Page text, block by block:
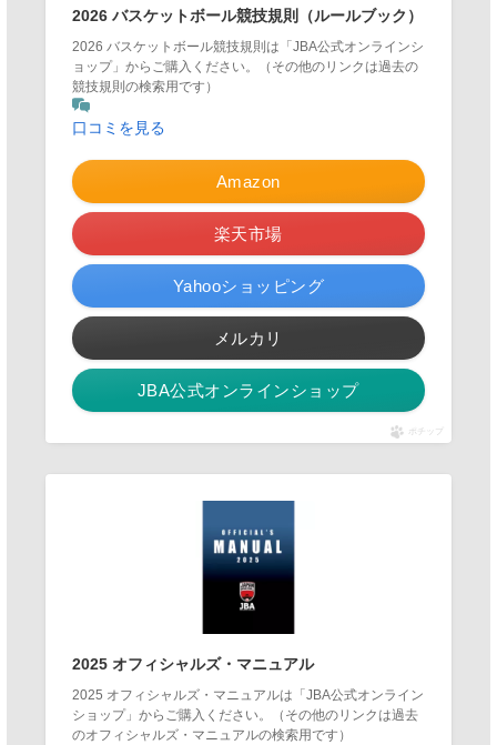
2026 バスケットボール競技規則（ルールブック）
2026 バスケットボール競技規則は「JBA公式オンラインシ
ョップ」からご購入ください。（その他のリンクは過去の
競技規則の検索用です）
口コミを見る
Amazon
楽天市場
Yahooショッピング
メルカリ
JBA公式オンラインショップ
ポチップ
2025 オフィシャルズ・マニュアル
2025 オフィシャルズ・マニュアルは「JBA公式オンライン
ショップ」からご購入ください。（その他のリンクは過去
のオフィシャルズ・マニュアルの検索用です）